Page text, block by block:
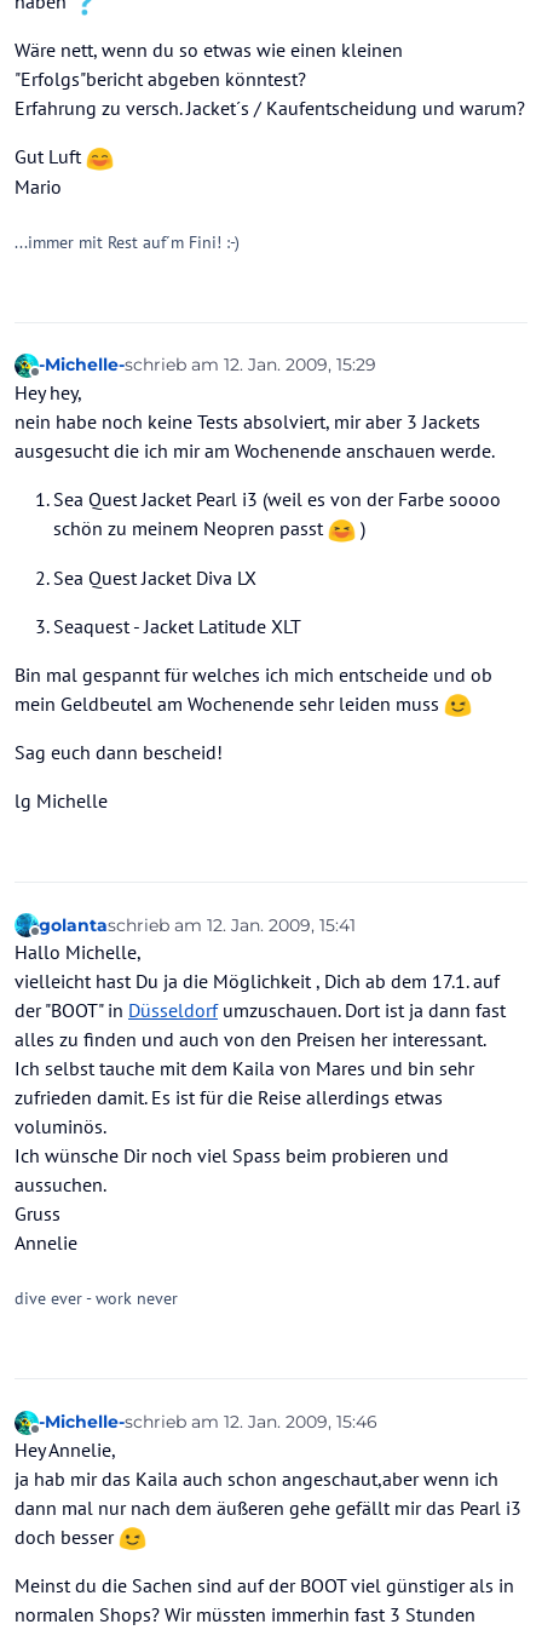
Wäre nett, wenn du so etwas wie einen kleinen
"Erfolgs"bericht abgeben könntest?
Erfahrung zu versch. Jacket´s / Kaufentscheidung und warum?
Gut Luft
Mario
...immer mit Rest auf´m Fini! :-)
Offline
-Michelle-schrieb am 12. Jan. 2009, 15:29
zuletzt editiert von
Hey hey,
nein habe noch keine Tests absolviert, mir aber 3 Jackets
ausgesucht die ich mir am Wochenende anschauen werde.
Sea Quest Jacket Pearl i3 (weil es von der Farbe soooo
schön zu meinem Neopren passt
)
Sea Quest Jacket Diva LX
Seaquest - Jacket Latitude XLT
Bin mal gespannt für welches ich mich entscheide und ob
mein Geldbeutel am Wochenende sehr leiden muss
Sag euch dann bescheid!
lg Michelle
Offline
golantaschrieb am 12. Jan. 2009, 15:41
zuletzt editiert von
Hallo Michelle,
vielleicht hast Du ja die Möglichkeit , Dich ab dem 17.1. auf
der "BOOT" in Düsseldorfumzuschauen. Dort ist ja dann fast
alles zu finden und auch von den Preisen her interessant.
Ich selbst tauche mit dem Kaila von Mares und bin sehr
zufrieden damit. Es ist für die Reise allerdings etwas
voluminös.
Ich wünsche Dir noch viel Spass beim probieren und
aussuchen.
Gruss
Annelie
dive ever - work never
Offline
-Michelle-schrieb am 12. Jan. 2009, 15:46
zuletzt editiert von
Hey Annelie,
ja hab mir das Kaila auch schon angeschaut,aber wenn ich
dann mal nur nach dem äußeren gehe gefällt mir das Pearl i3
doch besser
Meinst du die Sachen sind auf der BOOT viel günstiger als in
normalen Shops? Wir müssten immerhin fast 3 Stunden